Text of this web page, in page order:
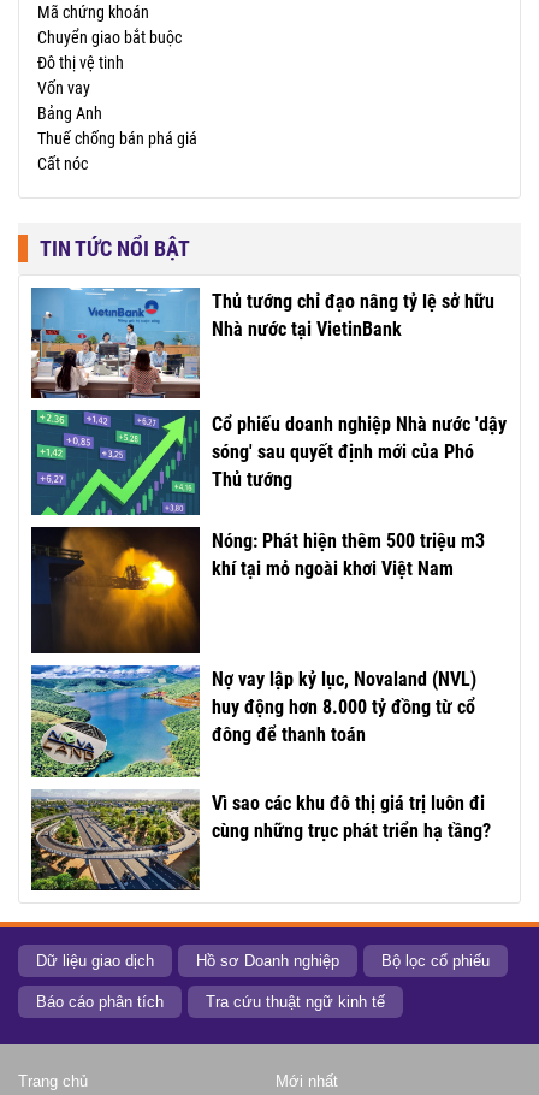
Mã chứng khoán
Chuyển giao bắt buộc
Đô thị vệ tinh
Vốn vay
Bảng Anh
Thuế chống bán phá giá
Cất nóc
TIN TỨC NỔI BẬT
Thủ tướng chỉ đạo nâng tỷ lệ sở hữu
Nhà nước tại VietinBank
Cổ phiếu doanh nghiệp Nhà nước 'dậy
sóng' sau quyết định mới của Phó
Thủ tướng
Nóng: Phát hiện thêm 500 triệu m3
khí tại mỏ ngoài khơi Việt Nam
Nợ vay lập kỷ lục, Novaland (NVL)
huy động hơn 8.000 tỷ đồng từ cổ
đông để thanh toán
Vì sao các khu đô thị giá trị luôn đi
cùng những trục phát triển hạ tầng?
Dữ liệu giao dịch Hồ sơ Doanh nghiệp Bộ lọc cổ phiếu
Báo cáo phân tích Tra cứu thuật ngữ kinh tế
Trang chủ Mới nhất